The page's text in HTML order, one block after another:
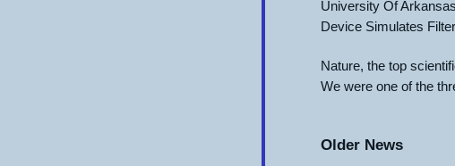
University Of
Device Simulates
Nature, the top
We were one of the
Older News